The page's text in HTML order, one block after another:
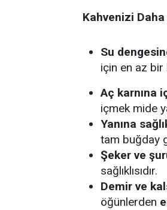
Kahvenizi Daha
Su
için en az bir
Aç karnına
içmek mide
Yanına
tam buğday
Şeker ve
sağlıklısıdır.
Demir ve
öğünlerden